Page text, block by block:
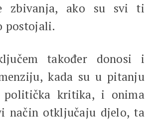
zbivanja, ako su svi ti
postojali.
također donosi i
kada su u pitanju
politička kritika, i onima
način otključaju djelo, ta